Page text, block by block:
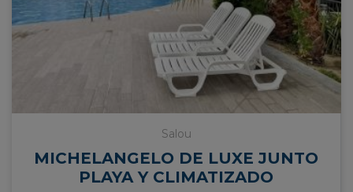
En Apartbeach somos un equipo con gran
experiencia en el alquiler de pisos turísticos en
Salou y toda Tarragona. Deseamos poder ayudarte
para encontrar el alojamiento perfecto para ti como
para guiarte por nuestras magníficas tierras y su
multitud de actividades.
Salou
MICHELANGELO DE LUXE JUNTO
PLAYA Y CLIMATIZADO